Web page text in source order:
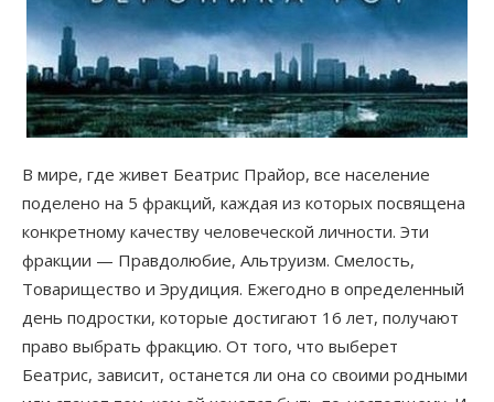
В мире, где живет Беатрис Прайор, все население
поделено на 5 фракций, каждая из которых посвящена
конкретному качеству человеческой личности. Эти
фракции — Правдолюбие, Альтруизм. Смелость,
Товарищество и Эрудиция. Ежегодно в определенный
день подростки, которые достигают 16 лет, получают
право выбрать фракцию. От того, что выберет
Беатрис, зависит, останется ли она со своими родными